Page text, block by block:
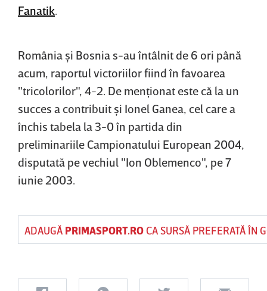
Fanatik
România şi Bosnia s-au întâlnit de 6 ori până
acum, raportul victoriilor fiind în favoarea
"tricolorilor", 4-2. De menţionat este că la un
succes a contribuit şi Ionel Ganea, cel care a
închis tabela la 3-0 în partida din
preliminariile Campionatului European 2004,
disputată pe vechiul "Ion Oblemenco", pe 7
iunie 2003.
ADAUGĂ PRIMASPORT.ROCA SURSĂ PREFERATĂ ÎN